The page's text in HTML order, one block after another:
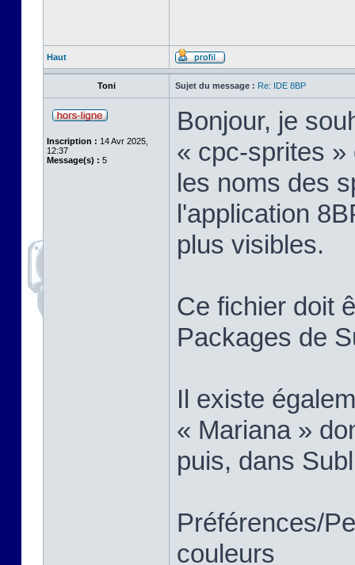
Haut
Toni Sujet du message : Re: IDE 8BP
Inscription : 14 Avr 2025,
12:37
Message(s) : 5
Bonjour, je
« cpc-sprites »
les noms des
l'application
plus visibles.
Ce fichier doit
Packages de
Il existe
« Mariana »
puis, dans
Préférences/
couleurs